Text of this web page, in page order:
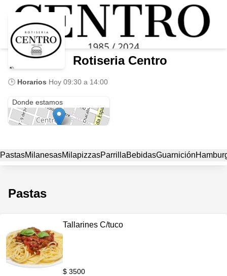
Rotiseria Centro
🕒 Horarios Hoy 09:30 a 14:00
Donde estamos
PastasMilanesasMilapizzasParrillaBebidasGuarnición
Pastas
Tallarines C/tuco
$ 3500